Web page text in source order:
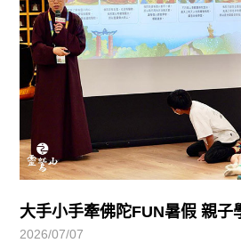
大手小手牽佛陀FUN暑假 親子
2026/07/07